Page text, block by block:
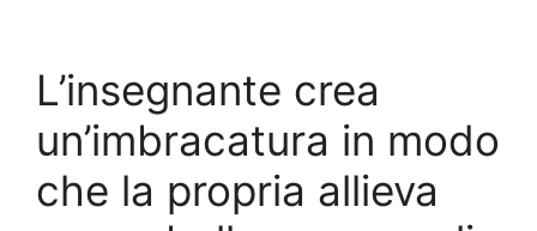
L’insegnante crea
un’imbracatura in modo
che la propria allieva